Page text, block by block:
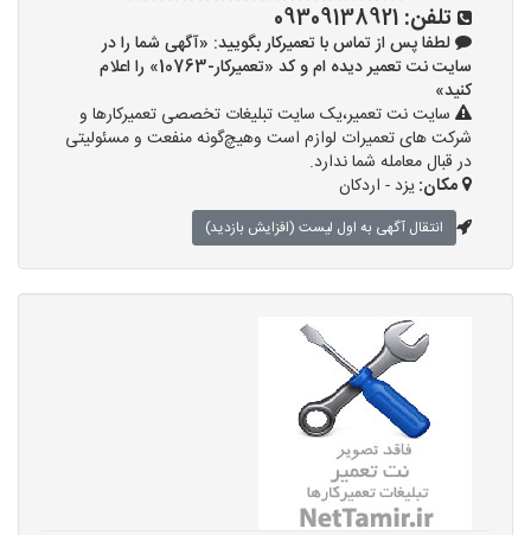
تلفن: 09309138921
لطفا پس از تماس با تعمیرکار بگویید: «آگهی شما را در
سایت نت تعمیر دیده ام و کد «تعمیرکار-10763» را اعلام
کنید»
سایت نت تعمیر،یک سایت تبلیغات تخصصی تعمیرکارها و
شرکت های تعمیرات لوازم است وهیچ‌گونه منفعت و مسئولیتی
در قبال معامله شما ندارد.
مکان:یزد - اردکان
انتقال آگهی به اول لیست (افزایش بازدید)